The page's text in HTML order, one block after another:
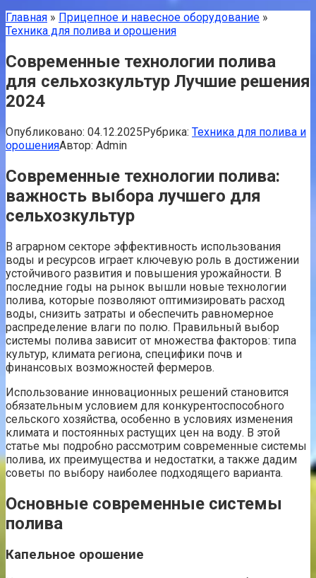
Главная » Прицепное и навесное оборудование »
Техника для полива и орошения
Современные технологии полива
для сельхозкультур Лучшие решения
2024
Опубликовано: 04.12.2025Рубрика: Техника для полива и
орошенияАвтор: Admin
Современные технологии полива:
важность выбора лучшего для
сельхозкультур
В аграрном секторе эффективность использования
воды и ресурсов играет ключевую роль в достижении
устойчивого развития и повышения урожайности. В
последние годы на рынок вышли новые технологии
полива, которые позволяют оптимизировать расход
воды, снизить затраты и обеспечить равномерное
распределение влаги по полю. Правильный выбор
системы полива зависит от множества факторов: типа
культур, климата региона, специфики почв и
финансовых возможностей фермеров.
Использование инновационных решений становится
обязательным условием для конкурентоспособного
сельского хозяйства, особенно в условиях изменения
климата и постоянных растущих цен на воду. В этой
статье мы подробно рассмотрим современные системы
полива, их преимущества и недостатки, а также дадим
советы по выбору наиболее подходящего варианта.
Основные современные системы
полива
Капельное орошение